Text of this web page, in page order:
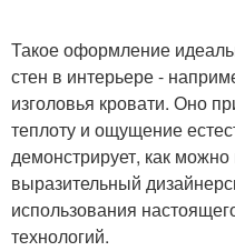
Такое оформление
стен в интерьере -
изголовья кровати. Оно
теплоту и ощущение
демонстрирует, как
выразительный
использования
технологий.